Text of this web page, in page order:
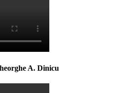
A. Dinicu